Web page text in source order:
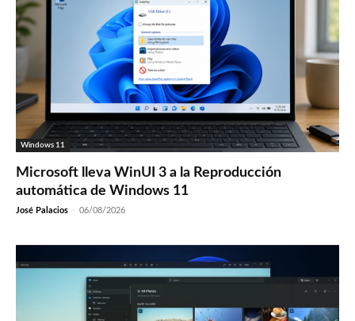
Windows 11
Microsoft lleva WinUI 3 a la Reproducción
automática de Windows 11
José Palacios - 06/08/2026